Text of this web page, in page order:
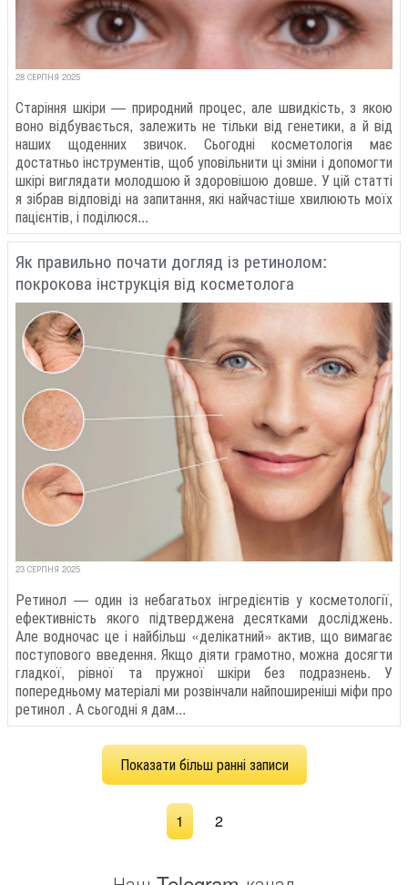
28 СЕРПНЯ 2025
Старіння шкіри — природний процес, але швидкість, з якою
воно відбувається, залежить не тільки від генетики, а й від
наших щоденних звичок. Сьогодні косметологія має
достатньо інструментів, щоб уповільнити ці зміни і допомогти
шкірі виглядати молодшою й здоровішою довше. У цій статті
я зібрав відповіді на запитання, які найчастіше хвилюють моїх
пацієнтів, і поділюся...
Як правильно почати догляд із ретинолом:
покрокова інструкція від косметолога
23 СЕРПНЯ 2025
Ретинол — один із небагатьох інгредієнтів у косметології,
ефективність якого підтверджена десятками досліджень.
Але водночас це і найбільш «делікатний» актив, що вимагає
поступового введення. Якщо діяти грамотно, можна досягти
гладкої, рівної та пружної шкіри без подразнень. У
попередньому матеріалі ми розвінчали найпоширеніші міфи про
ретинол . А сьогодні я дам...
Показати більш ранні записи
1 2